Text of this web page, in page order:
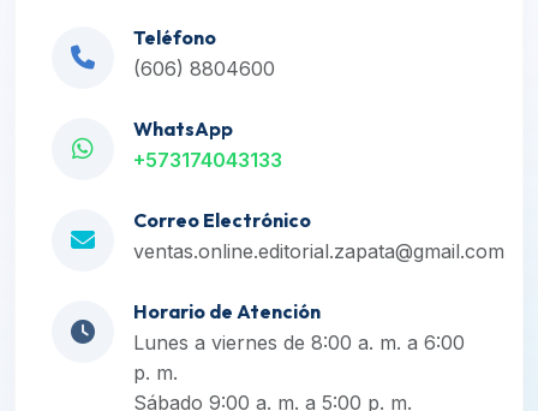
Teléfono
(606) 8804600
WhatsApp
+573174043133
Correo Electrónico
ventas.online.editorial.zapata@gmail.com
Horario de Atención
Lunes a viernes de 8:00 a. m. a 6:00
p. m.
Sábado 9:00 a. m. a 5:00 p. m.